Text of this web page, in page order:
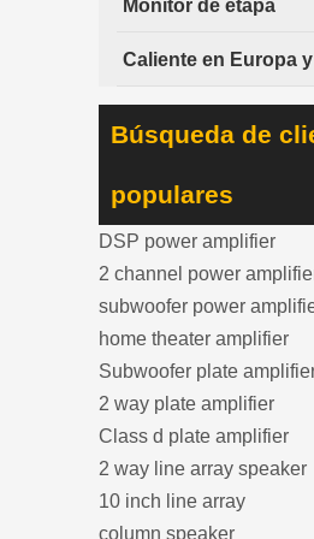
Monitor de etapa
Caliente en Europa
Búsqueda de
populares
DSP power amplifier
2 channel power
subwoofer power
home theater amplifier
Subwoofer plate
2 way plate amplifier
Class d plate amplifier
2 way line array speaker
10 inch line array
column speaker